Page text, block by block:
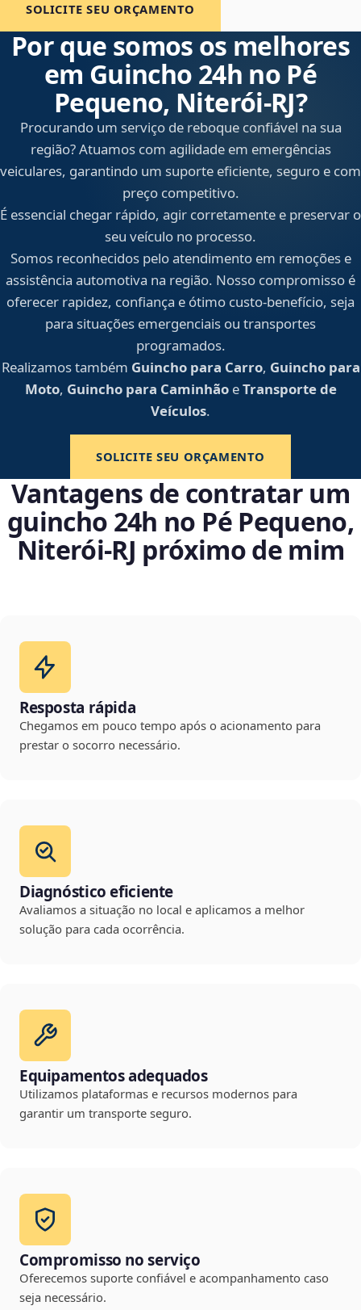
SOLICITE SEU ORÇAMENTO
Por que somos os melhores
em Guincho 24h no Pé
Pequeno, Niterói‑RJ?
Procurando um serviço de reboque confiável na sua
região? Atuamos com agilidade em emergências
veiculares, garantindo um suporte eficiente, seguro e com
preço competitivo.
É essencial chegar rápido, agir corretamente e preservar o
seu veículo no processo.
Somos reconhecidos pelo atendimento em remoções e
assistência automotiva na região. Nosso compromisso é
oferecer rapidez, confiança e ótimo custo-benefício, seja
para situações emergenciais ou transportes
programados.
Realizamos também Guincho para Carro, Guincho para
Moto, Guincho para CaminhãoeTransporte de
Veículos.
SOLICITE SEU ORÇAMENTO
Vantagens de contratar um
guincho 24h no Pé Pequeno,
Niterói‑RJ próximo de mim
Resposta rápida
Chegamos em pouco tempo após o acionamento para
prestar o socorro necessário.
Diagnóstico eficiente
Avaliamos a situação no local e aplicamos a melhor
solução para cada ocorrência.
Equipamentos adequados
Utilizamos plataformas e recursos modernos para
garantir um transporte seguro.
Compromisso no serviço
Oferecemos suporte confiável e acompanhamento caso
seja necessário.